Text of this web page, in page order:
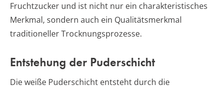
Fruchtzucker und ist nicht nur ein charakteristisches
Merkmal, sondern auch ein Qualitätsmerkmal
traditioneller Trocknungsprozesse.
Entstehung der Puderschicht
Die weiße Puderschicht entsteht durch die